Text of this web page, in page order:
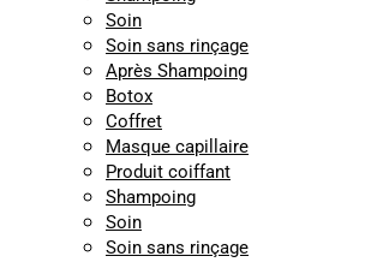
Soin
Soin sans rinçage
Après Shampoing
Botox
Coffret
Masque capillaire
Produit coiffant
Shampoing
Soin
Soin sans rinçage